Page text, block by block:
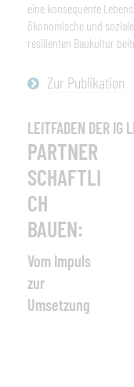
eine konsequente
ökonomische und
resilienten Baukultur
Zur Publikation
LEITFADEN DER IG
PARTNER
SCHAFTLI
CH
BAUEN:
Vom Impuls
zur
Umsetzung